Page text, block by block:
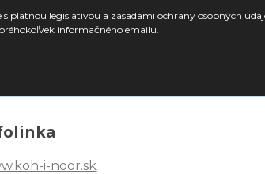
platnou legislatívou a zásadami ochrany osobných
informačného emailu.
i-noor.sk